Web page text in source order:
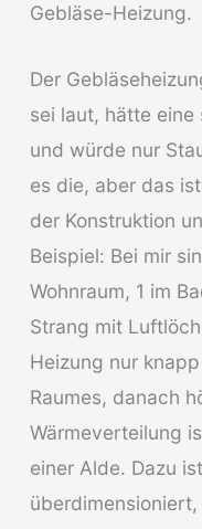
Gebläse-Heizung.
Der
sei laut, hätte
und würde nur
es die, aber das
der Konstruktion
Beispiel: Bei mir
Wohnraum, 1 im
Strang mit
Heizung nur
Raumes, danach
Wärmeverteilung
einer Alde. Dazu